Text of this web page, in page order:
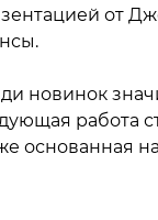
от
новинок
работа
основанная